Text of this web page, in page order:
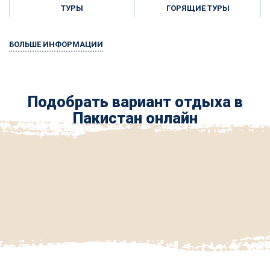
ТУРЫ ГОРЯЩИЕ ТУРЫ
БОЛЬШЕ ИНФОРМАЦИИ
Подобрать вариант отдыха в
Пакистан онлайн